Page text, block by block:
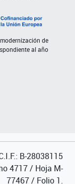
de
al año
B-28038115
4717 / Hoja M-
77467 / Folio 1.